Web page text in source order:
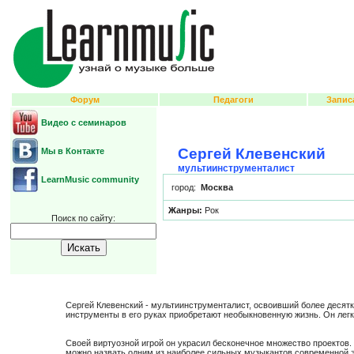
Форум Педагоги
Видео с семинаров
Мы в Контакте
LearnMusic community
Поиск по сайту:
Сергей Клевенский
мультиинструменталист
город: Москва
Жанры: Рок
Сергей Клевенский - мультиинструменталист, освоивший более
инструменты в его руках приобретают необыкновенную жизнь. Он
Своей виртуозной игрой он украсил бесконечное множество